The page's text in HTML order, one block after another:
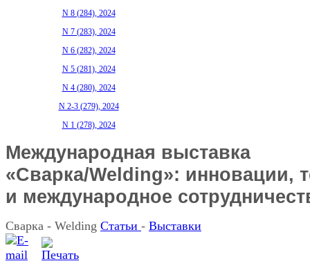
N 8 (284), 2024
N 7 (283), 2024
N 6 (282), 2024
N 5 (281), 2024
N 4 (280), 2024
N 2-3 (279), 2024
N 1 (278), 2024
Международная выставка
«Сварка/Welding»: инновации,
и международное
Сварка - Welding Статьи - Выставки